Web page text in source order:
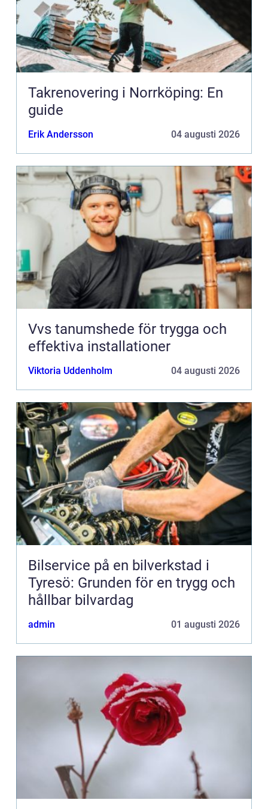
Takrenovering i Norrköping: En
guide
Erik Andersson 04 augusti 2026
Vvs tanumshede för trygga och
effektiva installationer
Viktoria Uddenholm 04 augusti 2026
Bilservice på en bilverkstad i
Tyresö: Grunden för en trygg och
hållbar bilvardag
admin 01 augusti 2026